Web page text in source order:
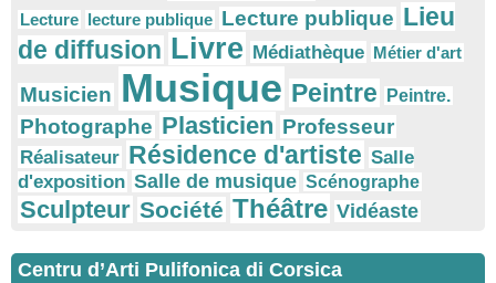
Lecture lecture publique Lecture publique Lieu
de diffusion Livre Médiathèque Métier d'art
Musicien Musique Peintre Peintre.
Photographe Plasticien Professeur
Réalisateur Résidence d'artiste Salle
d'exposition Salle de musique Scénographe
Sculpteur Société Théâtre Vidéaste
Centru d’Arti Pulifonica di Corsica